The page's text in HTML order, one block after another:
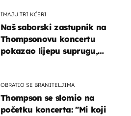
IMAJU TRI KĆERI
Naš saborski zastupnik na
Thompsonovu koncertu
pokazao lijepu suprugu,
OBRATIO SE BRANITELJIMA
Thompson se slomio na
početku koncerta: "Mi koji